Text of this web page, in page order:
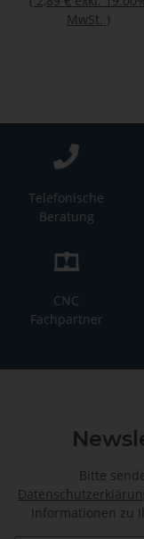
MwSt. )
Telefonische
Beratung
CNC
Fachpartner
Bitte
Informationen zu